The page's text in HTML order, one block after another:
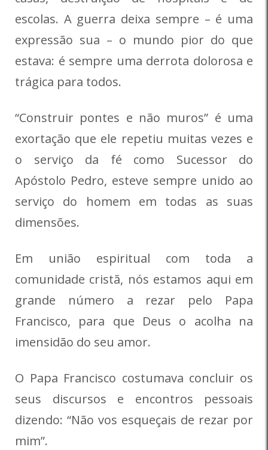
escolas. A guerra deixa sempre – é uma
expressão sua – o mundo pior do que
estava: é sempre uma derrota dolorosa e
trágica para todos.
“Construir pontes e não muros” é uma
exortação que ele repetiu muitas vezes e
o serviço da fé como Sucessor do
Apóstolo Pedro, esteve sempre unido ao
serviço do homem em todas as suas
dimensões.
Em união espiritual com toda a
comunidade cristã, nós estamos aqui em
grande número a rezar pelo Papa
Francisco, para que Deus o acolha na
imensidão do seu amor.
O Papa Francisco costumava concluir os
seus discursos e encontros pessoais
dizendo: “Não vos esqueçais de rezar por
mim”.